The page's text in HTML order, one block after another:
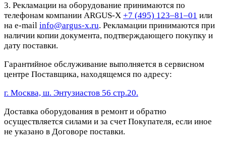
3. Рекламации на оборудование принимаются по
телефонам компании ARGUS-X +7 (495) 123–81–01 или
на e-mail info@argus-x.ru. Рекламации принимаются при
наличии копии документа, подтверждающего покупку и
дату поставки.
Гарантийное обслуживание выполняется в сервисном
центре Поставщика, находящемся по адресу:
г. Москва, ш. Энтузиастов 56 стр.20.
Доставка оборудования в ремонт и обратно
осуществляется силами и за счет Покупателя, если иное
не указано в Договоре поставки.